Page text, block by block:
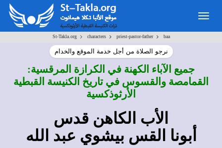
St-Takla.org> characters> priest-pastor-father> baa
نرجو الصلاة من أجل خدمة الموقع والخدام
جميع الآباء الكهنة في الكرازة المرقسية:
القمامصة والقسوس في تاريخ الكنيسة القبطية
الأرثوذكسية
الأب الكاهن قدس
أبونا القس بيشوي عبد الله